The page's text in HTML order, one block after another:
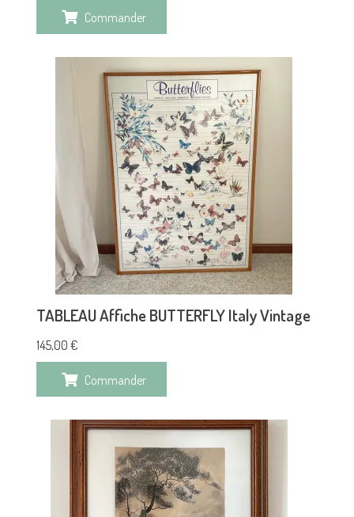
Commander
TABLEAU Affiche BUTTERFLY Italy Vintage
145,00 €
Commander